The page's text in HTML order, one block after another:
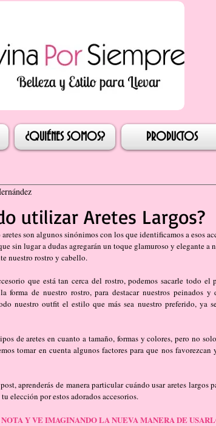
Iniciar sesión
¿QUIÉNES SOMOS? PRODUCTOS
utilizar Aretes Largos?
sin lugar a dudas agregarán un toque glamuroso y elegante a
nuestro rostro y cabello.
que está tan cerca del rostro, podemos sacarle todo
forma de nuestro rostro, para destacar nuestros peinados y
nuestro outfit el estilo que más sea nuestro preferido, ya
de aretes en cuanto a tamaño, formas y colores, pero no
tomar en cuenta algunos factores para que nos
aprenderás de manera particular cuándo usar aretes largos
elección por estos adorados accesorios.
Y VE IMAGINANDO LA NUEVA MANERA DE